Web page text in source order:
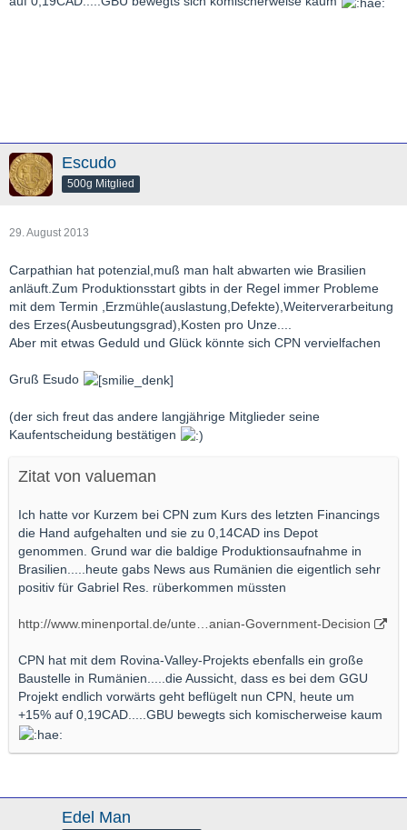
Escudo
500g Mitglied
29. August 2013
Carpathian hat potenzial,muß man halt abwarten wie Brasilien
anläuft.Zum Produktionsstart gibts in der Regel immer Probleme
mit dem Termin ,Erzmühle(auslastung,Defekte),Weiterverarbeitung
des Erzes(Ausbeutungsgrad),Kosten pro Unze....
Aber mit etwas Geduld und Glück könnte sich CPN vervielfachen
Gruß Esudo
(der sich freut das andere langjährige Mitglieder seine
Kaufentscheidung bestätigen
Zitat von valueman
Ich hatte vor Kurzem bei CPN zum Kurs des letzten Financings
die Hand aufgehalten und sie zu 0,14CAD ins Depot
genommen. Grund war die baldige Produktionsaufnahme in
Brasilien.....heute gabs News aus Rumänien die eigentlich sehr
positiv für Gabriel Res. rüberkommen müssten
http://www.minenportal.de/unte…anian-Government-Decision
CPN hat mit dem Rovina-Valley-Projekts ebenfalls ein große
Baustelle in Rumänien.....die Aussicht, dass es bei dem GGU
Projekt endlich vorwärts geht beflügelt nun CPN, heute um
+15% auf 0,19CAD.....GBU bewegts sich komischerweise kaum
Edel Man